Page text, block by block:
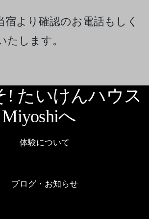
宿より確認のお電話もしく
たします。
! たいけんハウス
Miyoshiへ
体験について
ブログ・お知らせ